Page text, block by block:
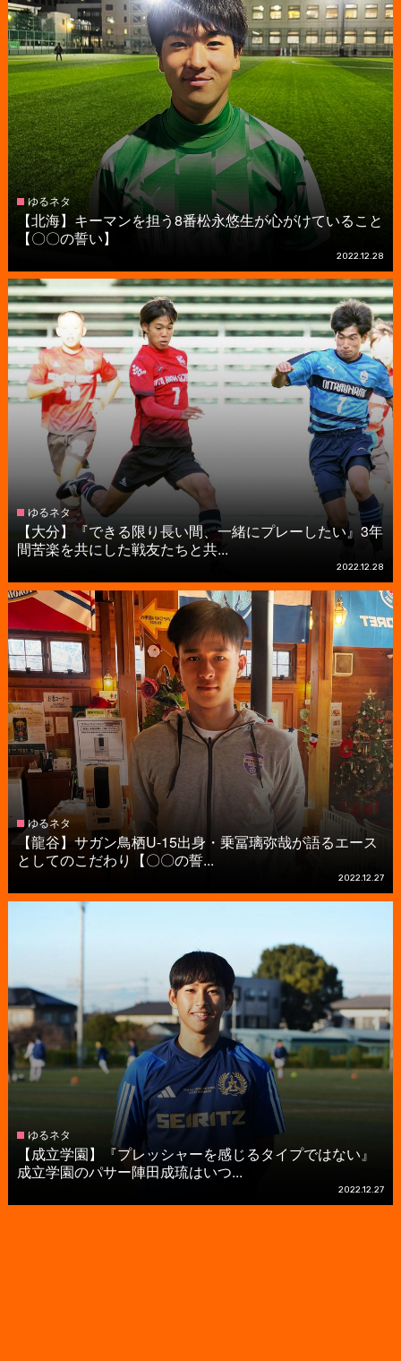
ゆるネタ
【北海】キーマンを担う8番松永悠生が心がけていること
【〇〇の誓い】
2022.12.28
ゆるネタ
【大分】『できる限り長い間、一緒にプレーしたい』3年
間苦楽を共にした戦友たちと共...
2022.12.28
ゆるネタ
【龍谷】サガン鳥栖U-15出身・乗冨璃弥哉が語るエース
としてのこだわり【〇〇の誓...
2022.12.27
ゆるネタ
【成立学園】『プレッシャーを感じるタイプではない』
成立学園のパサー陣田成琉はいつ...
2022.12.27